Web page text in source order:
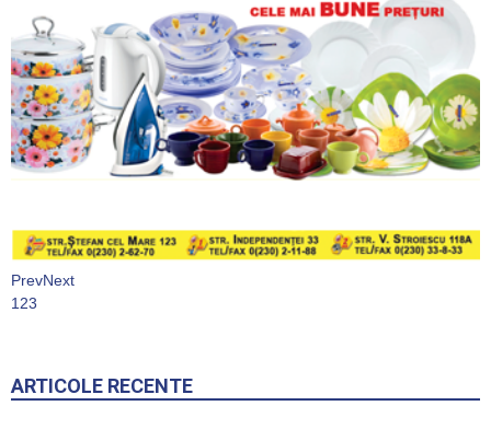
PrevNext
123
ARTICOLE RECENTE